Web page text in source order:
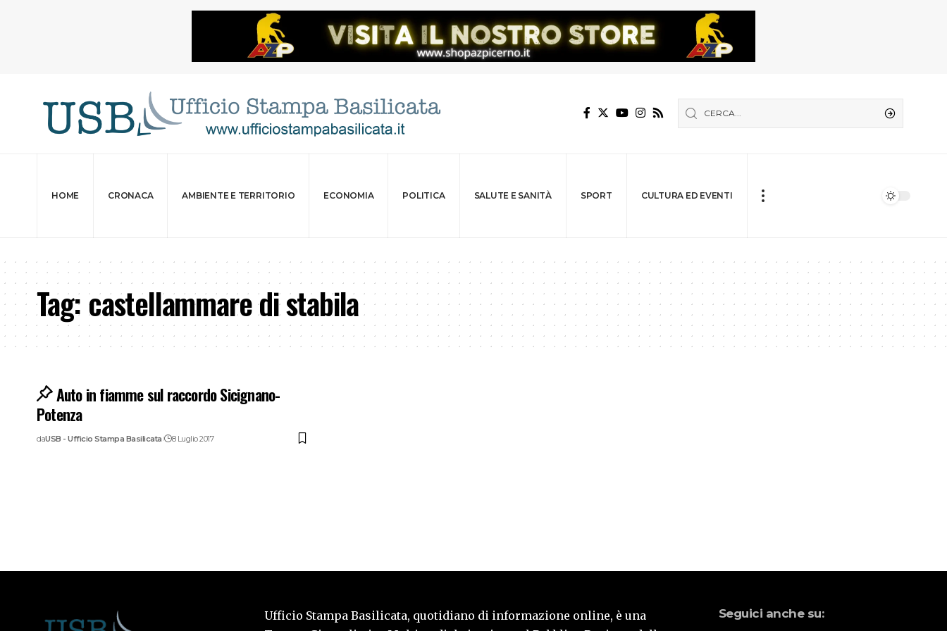
HOME CRONACA AMBIENTE E TERRITORIO ECONOMIA POLITICA SALUTE E SANITÀ SPORT CULTURA ED EVENTI
Tag:castellammare di stabila
Auto in fiamme sul raccordo Sicignano-
Potenza
daUSB - Ufficio Stampa Basilicata 8 Luglio 2017
Ufficio Stampa Basilicata, quotidiano di informazione online, è una
Seguici anche su: